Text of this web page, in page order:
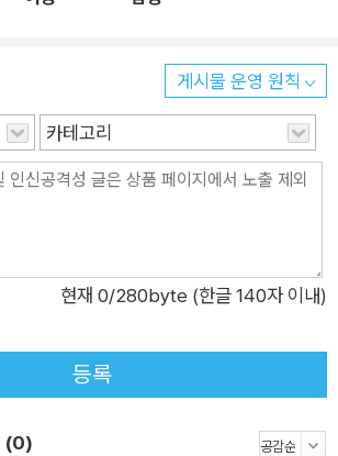
교감(校勘)된 대장경과 이를 연구한 논 · 소
와 이체자(異體字) 문제는 고려대장경 각
있는 내용을 기본으로 하고 경문의 전후 내
교감본을 참조하였으며 이체자도 가능한 한
살리는 데 중점을 두었다. 한문 원문에 부기
는 저본의 현토에 의거하였으며 번역에 따
석을 반영했다. 선지식의 법문과 강
는 의구심을 푸는 것은 보리심을 내어 신행
. 공부의 깊이를 더하는 원력은 오롯이 자신
고 소리 내어 읽고 한 구절 한 구절 따라 쓰
게시물 운영 원칙
카테고리
현재 0/280byte (한글 140자 이내)
등록
(0)